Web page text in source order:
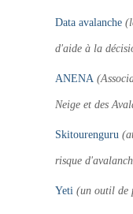
Data avalanche
d'aide à la
ANENA
Neige et des
Skitourenguru
risque
Yeti (un outil de